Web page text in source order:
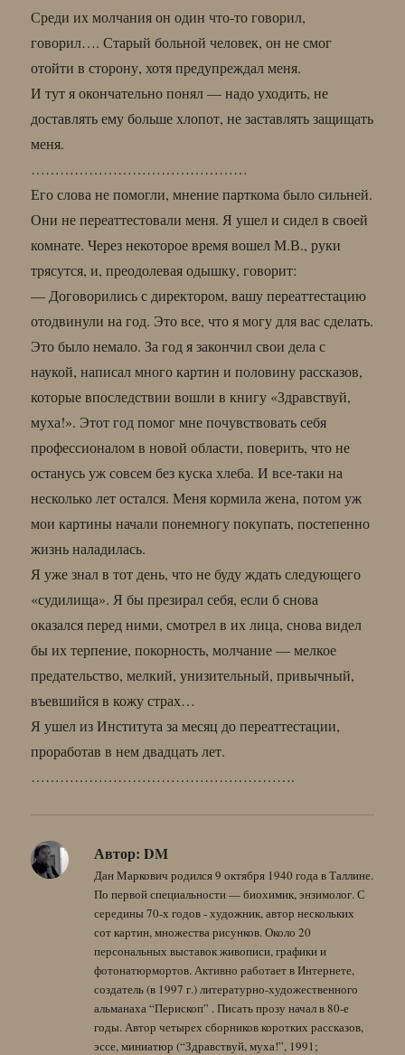
Среди их молчания он один что-то говорил,
говорил…. Старый больной человек, он не смог
отойти в сторону, хотя предупреждал меня.
И тут я окончательно понял — надо уходить, не
доставлять ему больше хлопот, не заставлять защищать
меня.
………………………………………
Его слова не помогли, мнение парткома было сильней.
Они не переаттестовали меня. Я ушел и сидел в своей
комнате. Через некоторое время вошел М.В., руки
трясутся, и, преодолевая одышку, говорит:
— Договорились с директором, вашу переаттестацию
отодвинули на год. Это все, что я могу для вас сделать.
Это было немало. За год я закончил свои дела с
наукой, написал много картин и половину рассказов,
которые впоследствии вошли в книгу «Здравствуй,
муха!». Этот год помог мне почувствовать себя
профессионалом в новой области, поверить, что не
останусь уж совсем без куска хлеба. И все-таки на
несколько лет остался. Меня кормила жена, потом уж
мои картины начали понемногу покупать, постепенно
жизнь наладилась.
Я уже знал в тот день, что не буду ждать следующего
«судилища». Я бы презирал себя, если б снова
оказался перед ними, смотрел в их лица, снова видел
бы их терпение, покорность, молчание — мелкое
предательство, мелкий, унизительный, привычный,
въевшийся в кожу страх…
Я ушел из Института за месяц до переаттестации,
проработав в нем двадцать лет.
……………………………………………….
Автор: DM
Дан Маркович родился 9 октября 1940 года в Таллине.
По первой специальности — биохимик, энзимолог. С
середины 70-х годов - художник, автор нескольких
сот картин, множества рисунков. Около 20
персональных выставок живописи, графики и
фотонатюрмортов. Активно работает в Интернете,
создатель (в 1997 г.) литературно-художественного
альманаха “Перископ” . Писать прозу начал в 80-е
годы. Автор четырех сборников коротких рассказов,
эссе, миниатюр (“Здравствуй, муха!”, 1991;